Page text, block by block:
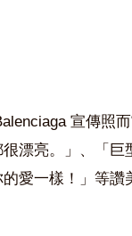
宣傳照
漂亮。」、「
的愛一樣！」等